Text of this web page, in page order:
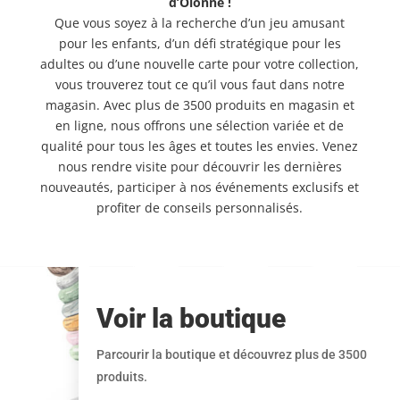
Que vous soyez à la recherche d’un jeu amusant
pour les enfants, d’un défi stratégique pour les
adultes ou d’une nouvelle carte pour votre collection,
vous trouverez tout ce qu’il vous faut dans notre
magasin. Avec plus de 3500 produits en magasin et
en ligne, nous offrons une sélection variée et de
qualité pour tous les âges et toutes les envies. Venez
nous rendre visite pour découvrir les dernières
nouveautés, participer à nos événements exclusifs et
profiter de conseils personnalisés.
Voir la boutique
Parcourir la boutique et découvrez plus de 3500
produits.